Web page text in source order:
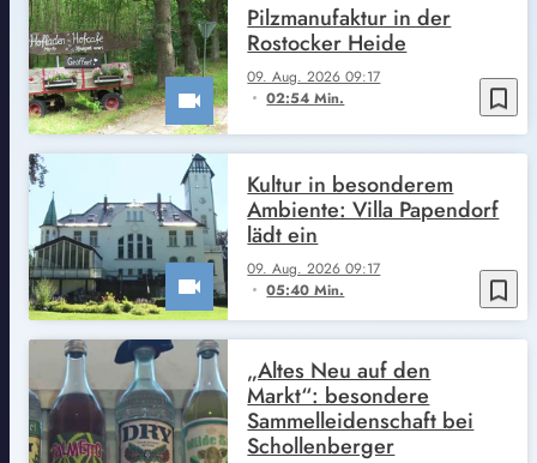
bookmark_border
09. Aug. 2026 09:17
02:54 Min.
Pilzmanufaktur in der
Rostocker Heide
bookmark_border
09. Aug. 2026 09:17
05:40 Min.
Kultur in besonderem
Ambiente: Villa Papendorf
lädt ein
„Altes Neu auf den
Markt“: besondere
Sammelleidenschaft bei
Schollenberger